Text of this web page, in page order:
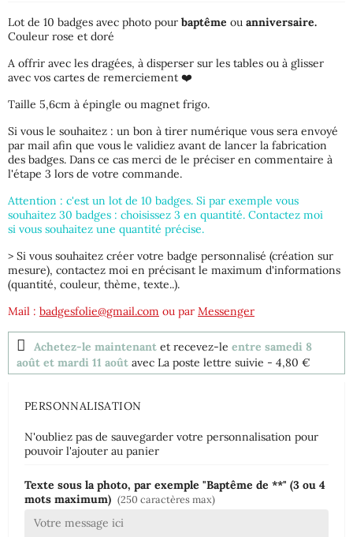
Lot de 10 badges avec photo pour baptême ou anniversaire.
Couleur rose et doré
A offrir avec les dragées, à disperser sur les tables ou à glisser
avec vos cartes de remerciement ❤️
Taille 5,6cm à épingle ou magnet frigo.
Si vous le souhaitez : un bon à tirer numérique vous sera envoyé
par mail afin que vous le validiez avant de lancer la fabrication
des badges. Dans ce cas merci de le préciser en commentaire à
l'étape 3 lors de votre commande.
Attention : c'est un lot de 10 badges. Si par exemple vous
souhaitez 30 badges : choisissez 3 en quantité. Contactez moi
si vous souhaitez une quantité précise.
> Si vous souhaitez créer votre badge personnalisé (création sur
mesure), contactez moi en précisant le maximum d'informations
(quantité, couleur, thème, texte..).
Mail : badgesfolie@gmail.com ou par Messenger
Achetez-le maintenant et recevez-le entre samedi 8
août et mardi 11 août avec La poste lettre suivie - 4,80 €
PERSONNALISATION
N'oubliez pas de sauvegarder votre personnalisation pour
pouvoir l'ajouter au panier
Texte sous la photo, par exemple "Baptême de **" (3 ou 4
mots maximum) (250 caractères max)